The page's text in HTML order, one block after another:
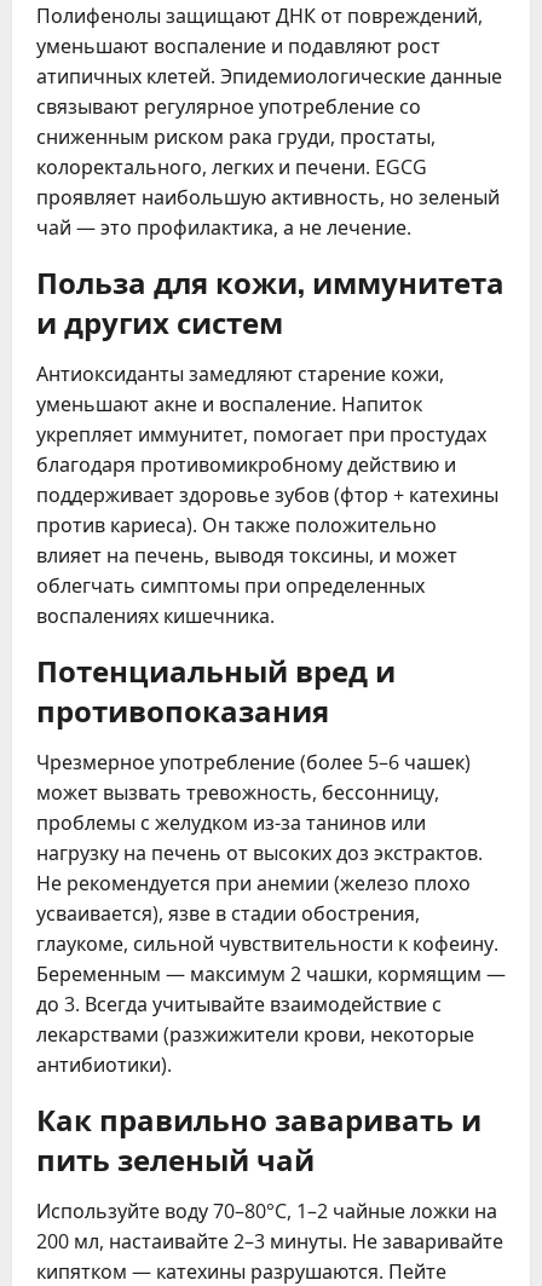
Полифенолы защищают ДНК от повреждений,
уменьшают воспаление и подавляют рост
атипичных клетей. Эпидемиологические данные
связывают регулярное употребление со
сниженным риском рака груди, простаты,
колоректального, легких и печени. EGCG
проявляет наибольшую активность, но зеленый
чай — это профилактика, а не лечение.
Польза для кожи, иммунитета
и других систем
Антиоксиданты замедляют старение кожи,
уменьшают акне и воспаление. Напиток
укрепляет иммунитет, помогает при простудах
благодаря противомикробному действию и
поддерживает здоровье зубов (фтор + катехины
против кариеса). Он также положительно
влияет на печень, выводя токсины, и может
облегчать симптомы при определенных
воспалениях кишечника.
Потенциальный вред и
противопоказания
Чрезмерное употребление (более 5–6 чашек)
может вызвать тревожность, бессонницу,
проблемы с желудком из-за танинов или
нагрузку на печень от высоких доз экстрактов.
Не рекомендуется при анемии (железо плохо
усваивается), язве в стадии обострения,
глаукоме, сильной чувствительности к кофеину.
Беременным — максимум 2 чашки, кормящим —
до 3. Всегда учитывайте взаимодействие с
лекарствами (разжижители крови, некоторые
антибиотики).
Как правильно заваривать и
пить зеленый чай
Используйте воду 70–80°C, 1–2 чайные ложки на
200 мл, настаивайте 2–3 минуты. Не заваривайте
кипятком — катехины разрушаются. Пейте